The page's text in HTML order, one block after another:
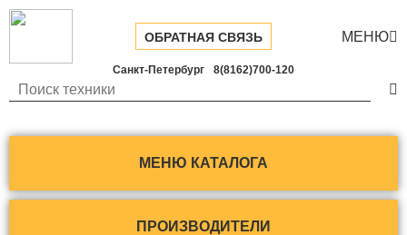
ОБРАТНАЯ СВЯЗЬ МЕНЮ
Санкт-Петербург 8(8162)700-120

МЕНЮ КАТАЛОГА
ПРОИЗВОДИТЕЛИ